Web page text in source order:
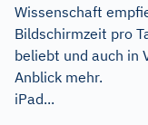
Wissenschaft
Bildschirmzeit pro
beliebt und auch in
Anblick mehr.
iPad...